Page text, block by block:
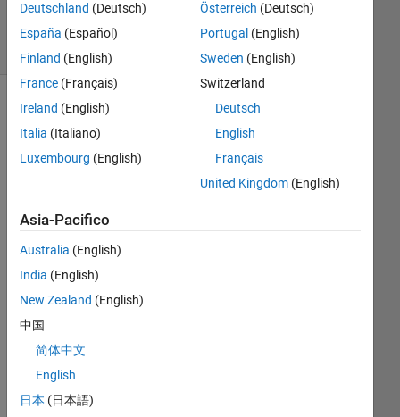
5
Visualizzazioni
(30 giorni)
Informazioni
Questa
domanda
Riaprila
modificarla
o
per
Deutschland (Deutsch)
España (Español)
Finland (English)
France (Français)
Ireland (English)
Italia (Italiano)
Luxembourg (English)
Österreich (Deutsch)
Portugal (English)
Sweden (English)
Switzerland
Deutsch
English
Français
United Kingdom(English)
Asia-Pacifico
Australia (English)
India (English)
New Zealand (English)
中国
简体中文
English
日本 (日本語)